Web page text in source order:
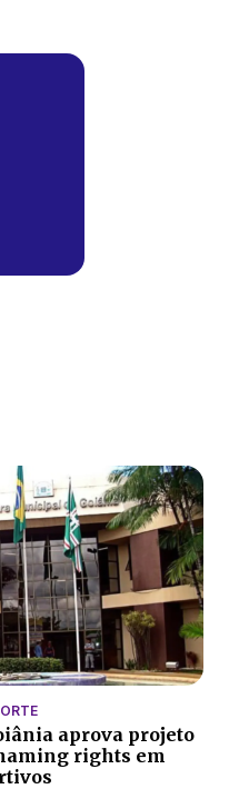
aprova projeto
rights em